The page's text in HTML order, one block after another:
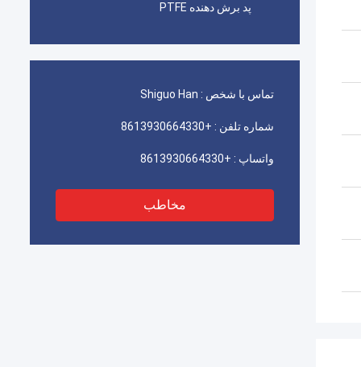
پد برش دهنده PTFE
تماس با شخص : Shiguo Han
شماره تلفن : +8613930664330
واتساپ : +8613930664330
مخاطب